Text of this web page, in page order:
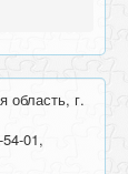
г.
01,